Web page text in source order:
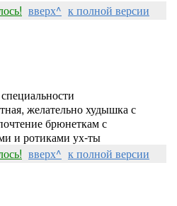
вверх^ к полной версии
желательно худышка с
брюнеткам с
и ротиками ух-ты
вверх^ к полной версии